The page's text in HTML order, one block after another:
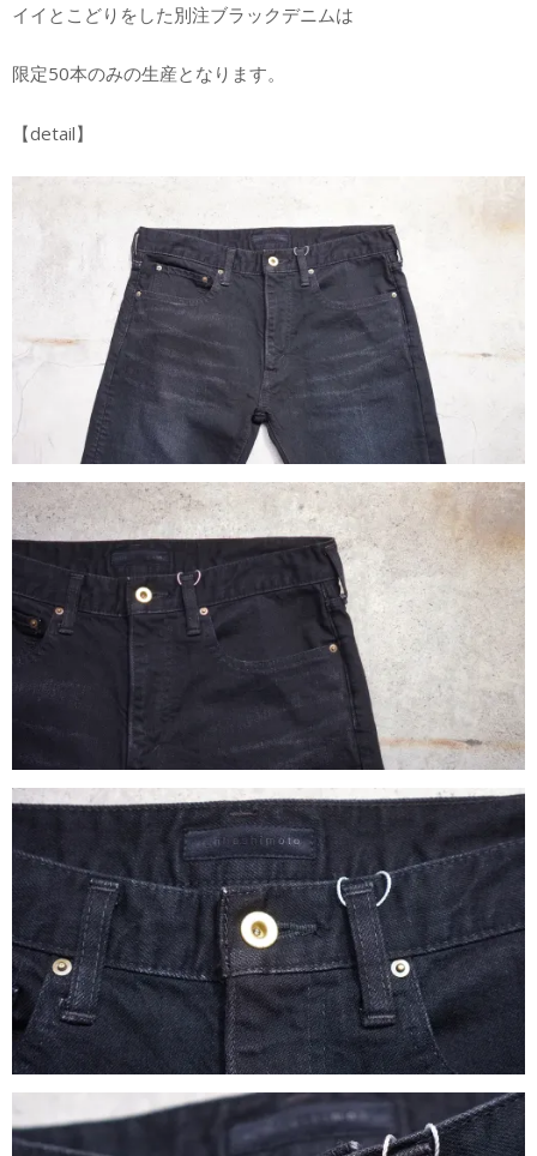
イイとこどりをした別注ブラックデニムは
限定50本のみの生産となります。
【detail】